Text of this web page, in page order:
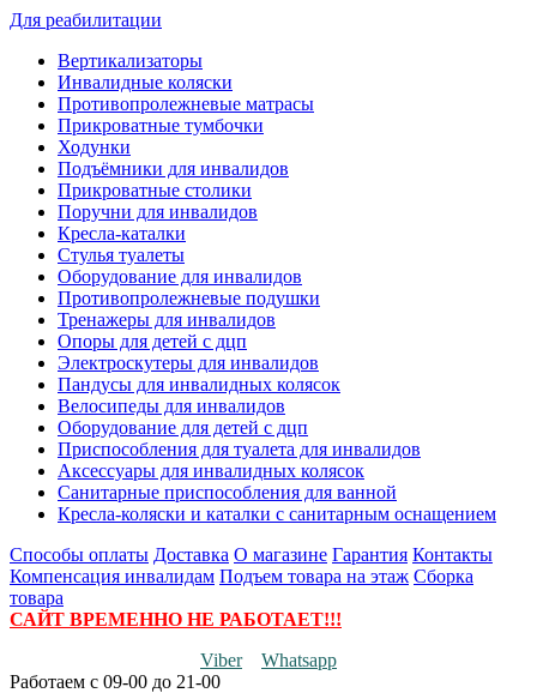
Для реабилитации
Вертикализаторы
Инвалидные коляски
Противопролежневые матрасы
Прикроватные тумбочки
Ходунки
Подъёмники для инвалидов
Прикроватные столики
Поручни для инвалидов
Кресла-каталки
Стулья туалеты
Оборудование для инвалидов
Противопролежневые подушки
Тренажеры для инвалидов
Опоры для детей с дцп
Электроскутеры для инвалидов
Пандусы для инвалидных колясок
Велосипеды для инвалидов
Оборудование для детей с дцп
Приспособления для туалета для инвалидов
Аксессуары для инвалидных колясок
Санитарные приспособления для ванной
Кресла-коляски и каталки с санитарным оснащением
Способы оплаты Доставка О магазине Гарантия Контакты
Компенсация инвалидам Подъем товара на этаж Сборка
товара
САЙТ ВРЕМЕННО НЕ РАБОТАЕТ!!!
Viber
Whatsapp
Работаем с 09-00 до 21-00